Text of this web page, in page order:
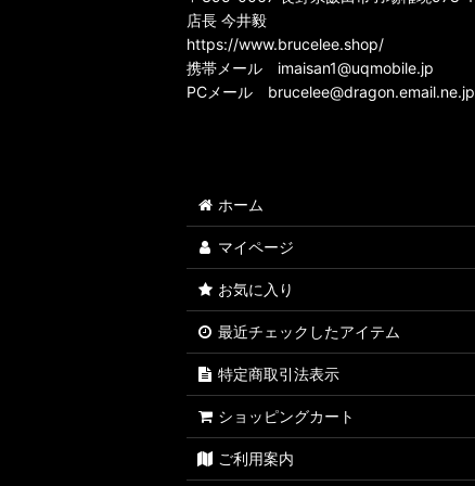
店長 今井毅
https://www.brucelee.shop/
携帯メール imaisan1@uqmobile.jp
PCメール brucelee@dragon.email.ne.jp
ホーム
マイページ
お気に入り
最近チェックしたアイテム
特定商取引法表示
ショッピングカート
ご利用案内